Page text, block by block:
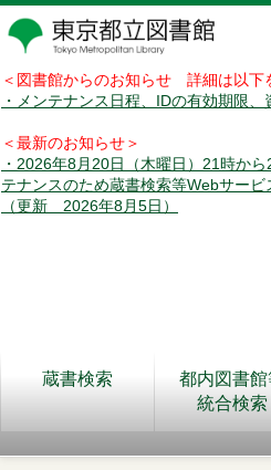
＜図書館からのお知らせ 詳細は以下
・メンテナンス日程、IDの有効期限
＜最新のお知らせ＞
・2026年8月20日（木曜日）21時か
テナンスのため蔵書検索等Webサービ
（更新 2026年8月5日）
蔵書検索
都内図書館
統合検索